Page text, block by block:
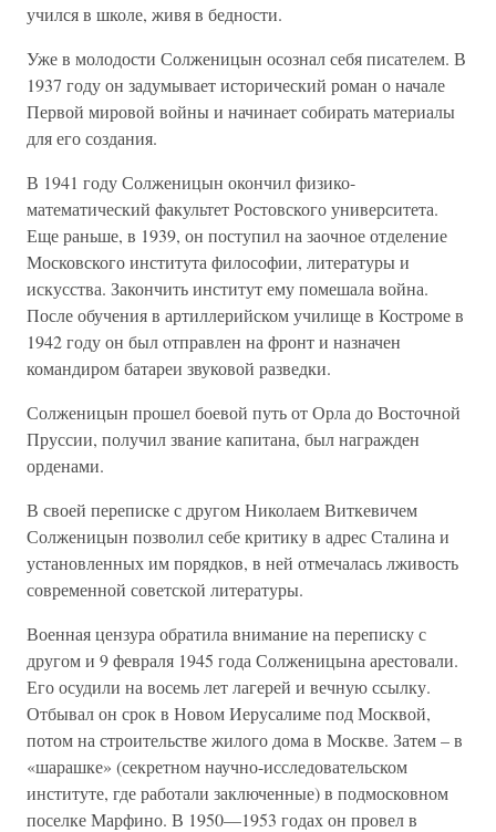
учился в школе, живя в бедности.
Уже в молодости Солженицын осознал себя писателем. В
1937 году он задумывает исторический роман о начале
Первой мировой войны и начинает собирать материалы
для его создания.
В 1941 году Солженицын окончил физико-
математический факультет Ростовского университета.
Еще раньше, в 1939, он поступил на заочное отделение
Московского института философии, литературы и
искусства. Закончить институт ему помешала война.
После обучения в артиллерийском училище в Костроме в
1942 году он был oтправлен на фронт и назначен
командиром батареи звуковой разведки.
Солженицын прошел боевой путь от Орла до Восточной
Пруссии, получил звание капитана, был награжден
орденами.
В своей переписке с другом Николаем Виткевичем
Солженицын позволил себе критику в адрес Сталина и
установленных им порядков, в ней отмечалась лживость
современной советской литературы.
Военная цензура обратила внимание на переписку с
другом и 9 февраля 1945 года Солженицына арестовали.
Его осудили на восемь лет лагерей и вечную ссылку.
Отбывал он срок в Новом Иерусалиме под Москвой,
потом на строительстве жилого дома в Москве. Затем – в
«шарашке» (секретном научно-исследовательском
институте, где работали заключенные) в подмосковном
поселке Марфино. В 1950—1953 годах он провел в